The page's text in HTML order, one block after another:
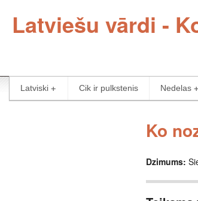
Latviešu vārdi -
Latviski Cik ir pulkstenis Nedelas
Ko
Dzimums: